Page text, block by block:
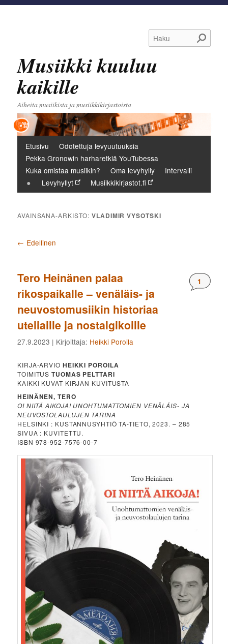
Haku
Musiikki kuuluu
kaikille
Aiheita musiikista ja musiikkikirjastoista
Päävalikko
Etusivu
Odotettuja levyuutuuksia
Pekka Gronowin harharetkiä YouTubessa
Kuka omistaa musiikin?
Oma levyhylly
Intervalli
Levyhyllyt
Musiikkikirjastot.fi
AVAINSANA-ARKISTO:VLADIMIR VYSOTSKI
Artikkelien selaus
← Edellinen
Tero Heinänen palaa
rikospaikalle – venäläis- ja
neuvostomusiikin historiaa
uteliaille ja nostalgikoille
1
27.9.2023 | Kirjoittaja: Heikki Poroila
KIRJA-ARVIO HEIKKI POROILA
TOIMITUSTUOMAS PELTTARI
KAIKKI KUVAT KIRJAN KUVITUSTA
HEINÄNEN, TERO
OI NIITÄ AIKOJA! UNOHTUMATTOMIEN VENÄLÄIS- JA
NEUVOSTOLAULUJEN TARINA
HELSINKI : KUSTANNUSYHTIÖ TA-TIETO, 2023. – 285
SIVUA : KUVITETTU.
ISBN 978-952-7576-00-7